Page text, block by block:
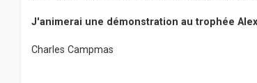
J'animerai une démonstration au trophée
Charles Campmas